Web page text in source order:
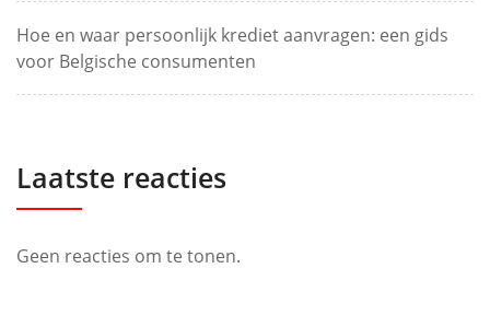
Hoe en waar persoonlijk krediet aanvragen: een gids
voor Belgische consumenten
Laatste reacties
Geen reacties om te tonen.